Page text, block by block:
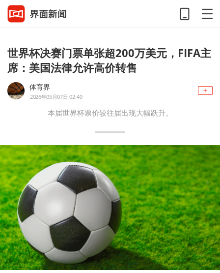
世界杯决赛门票单张超200万美元，FIFA主
席：美国法律允许高价转售
体育界
2026年05月07日 02:40
本届世界杯票价较往届出现大幅跃升。